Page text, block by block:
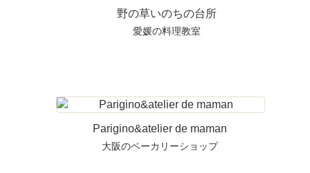
野の草いのちの台所
愛媛の料理教室
Parigino&atelier de maman
大阪のベーカリーショップ